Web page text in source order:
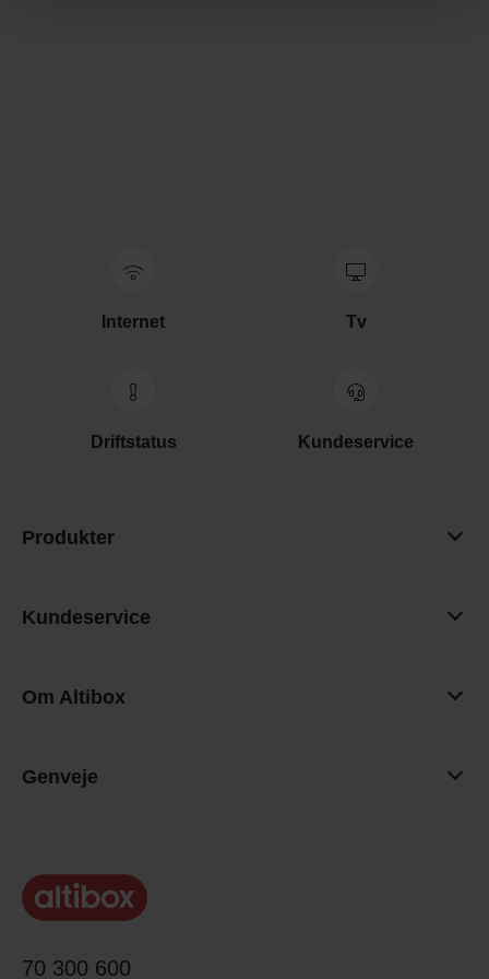
Internet Tv
Driftstatus Kundeservice
Produkter
Kundeservice
Om Altibox
Genveje
70 300 600